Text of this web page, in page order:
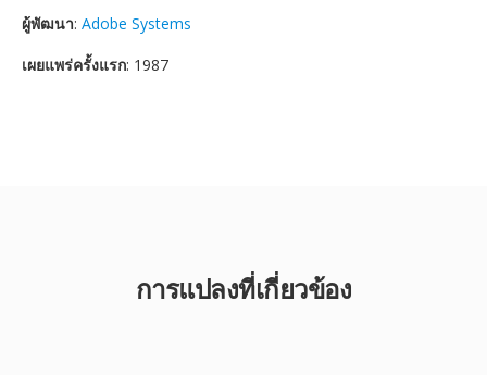
ผู้พัฒนา: Adobe Systems
เผยแพร่ครั้งแรก: 1987
การแปลงที่เกี่ยวข้อง